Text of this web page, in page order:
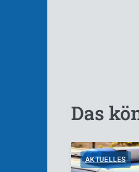
Das
AKTUELLES